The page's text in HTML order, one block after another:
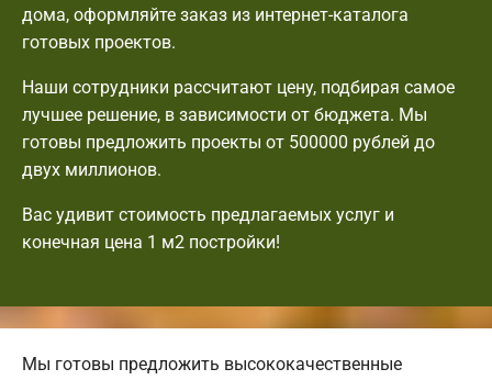
дома, оформляйте заказ из интернет-каталога
готовых проектов.
Наши сотрудники рассчитают цену, подбирая самое
лучшее решение, в зависимости от бюджета. Мы
готовы предложить проекты от 500000 рублей до
двух миллионов.
Вас удивит стоимость предлагаемых услуг и
конечная цена 1 м2 постройки!
Мы готовы предложить высококачественные